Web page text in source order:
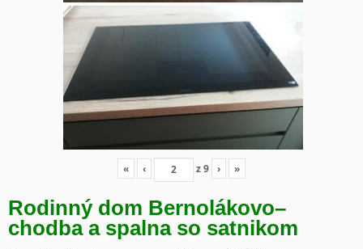
« ‹ z9 › »
Rodinný dom Bernolákovo–
chodba a spalna so satnikom